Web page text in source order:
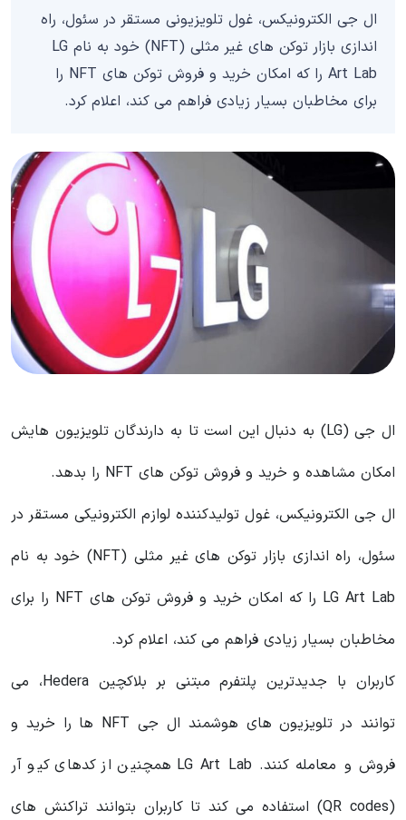
ال‌ جی الکترونیکس، غول تلویزیونی مستقر در سئول، راه‌
اندازی بازار توکن‌ های غیر مثلی (NFT) خود به نام LG
Art Lab را که امکان خرید و فروش توکن های NFT را
برای مخاطبان بسیار زیادی فراهم می کند، اعلام کرد.
ال‌ جی (LG) به دنبال این است تا به دارندگان تلویزیون هایش
امکان مشاهده و خرید و فروش توکن های NFT را بدهد.
ال‌ جی الکترونیکس، غول تولیدکننده لوازم الکترونیکی مستقر در
سئول، راه‌ اندازی بازار توکن‌ های غیر مثلی (NFT) خود به نام
LG Art Lab را که امکان خرید و فروش توکن های NFT را برای
مخاطبان بسیار زیادی فراهم می کند، اعلام کرد.
کاربران با جدیدترین پلتفرم مبتنی بر بلاکچین Hedera، می‌
توانند در تلویزیون‌ های هوشمند ال‌ جی NFT‌ ها را خرید و
فروش و معامله کنند. LG Art Lab همچنین از کدهای کیو آر
(QR codes) استفاده می کند تا کاربران بتوانند تراکنش‌ های